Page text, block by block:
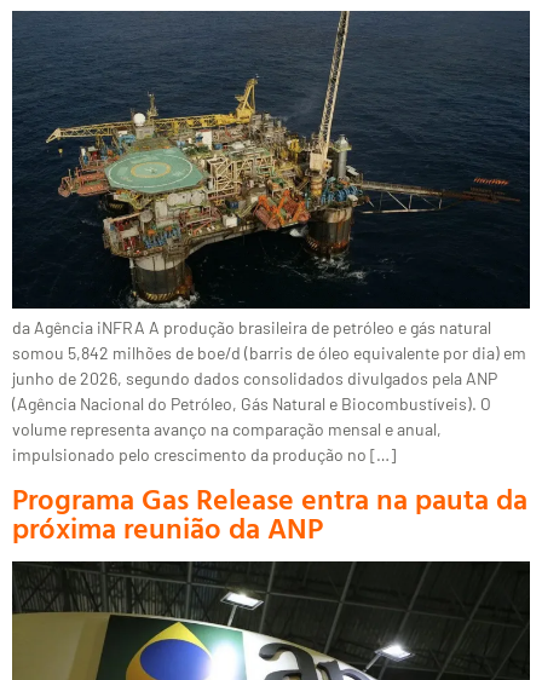
da Agência iNFRA A produção brasileira de petróleo e gás natural
somou 5,842 milhões de boe/d (barris de óleo equivalente por dia) em
junho de 2026, segundo dados consolidados divulgados pela ANP
(Agência Nacional do Petróleo, Gás Natural e Biocombustíveis). O
volume representa avanço na comparação mensal e anual,
impulsionado pelo crescimento da produção no […]
Programa Gas Release entra na pauta da
próxima reunião da ANP